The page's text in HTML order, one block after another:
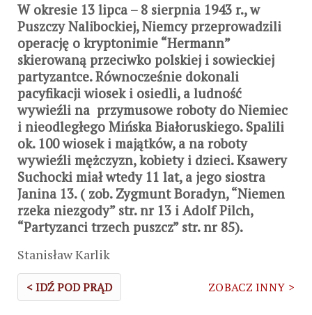
W okresie 13 lipca – 8 sierpnia 1943 r., w
Puszczy Nalibockiej, Niemcy przeprowadzili
operację o kryptonimie “Hermann”
skierowaną przeciwko polskiej i sowieckiej
partyzantce. Równocześnie dokonali
pacyfikacji wiosek i osiedli, a ludność
wywieźli na przymusowe roboty do Niemiec
i nieodległego Mińska Białoruskiego. Spalili
ok. 100 wiosek i majątków, a na roboty
wywieźli mężczyzn, kobiety i dzieci. Ksawery
Suchocki miał wtedy 11 lat, a jego siostra
Janina 13. ( zob. Zygmunt Boradyn, “Niemen
rzeka niezgody” str. nr 13 i Adolf Pilch,
“Partyzanci trzech puszcz” str. nr 85).
Stanisław Karlik
< IDŹ POD PRĄD ZOBACZ INNY >